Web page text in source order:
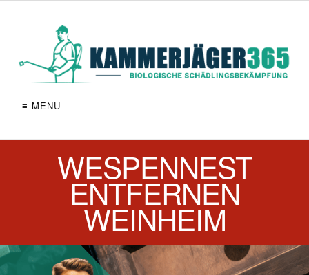
≡ MENU
WESPENNEST
ENTFERNEN
WEINHEIM